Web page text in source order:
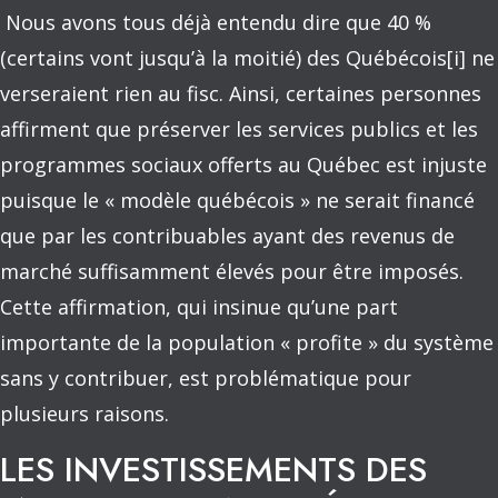
Nous avons tous déjà entendu dire que 40 %
(certains vont jusqu’à la moitié) des Québécois[i] ne
verseraient rien au fisc. Ainsi, certaines personnes
affirment que préserver les services publics et les
programmes sociaux offerts au Québec est injuste
puisque le « modèle québécois » ne serait financé
que par les contribuables ayant des revenus de
marché suffisamment élevés pour être imposés.
Cette affirmation, qui insinue qu’une part
importante de la population « profite » du système
sans y contribuer, est problématique pour
plusieurs raisons.
LES INVESTISSEMENTS DES